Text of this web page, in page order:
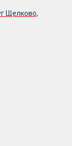
Щелково,